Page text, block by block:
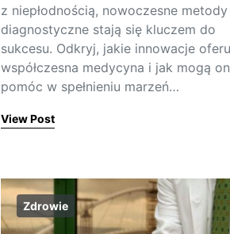
z niepłodnością, nowoczesne metody
diagnostyczne stają się kluczem do
sukcesu. Odkryj, jakie innowacje
współczesna medycyna i jak mogą
pomóc w spełnieniu marzeń…
View Post
Zdrowie